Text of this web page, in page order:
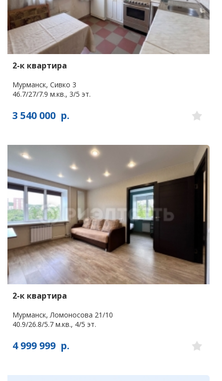
2-к квартира
Мурманск, Сивко 3
46.7/27/7.9 м.кв., 3/5 эт.
3 540 000 р.
2-к квартира
Мурманск, Ломоносова 21/10
40.9/26.8/5.7 м.кв., 4/5 эт.
4 999 999 р.